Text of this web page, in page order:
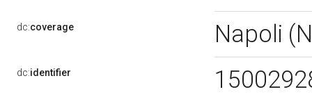
dc:coverage Napoli
dc:identifier